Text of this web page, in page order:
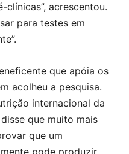
acrescentou.
para testes em
que apóia os
acolheu a pesquisa.
internacional da
que muito mais
que um